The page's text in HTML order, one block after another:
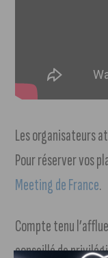
Les organisateurs
Pour réserver vos
Meeting de France.
Compte tenu
conseillé de